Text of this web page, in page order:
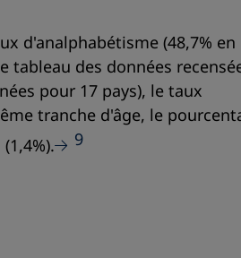
d'analphabétisme (48,7% en
tableau des données
pour 17 pays), le taux
tranche d'âge, le
9